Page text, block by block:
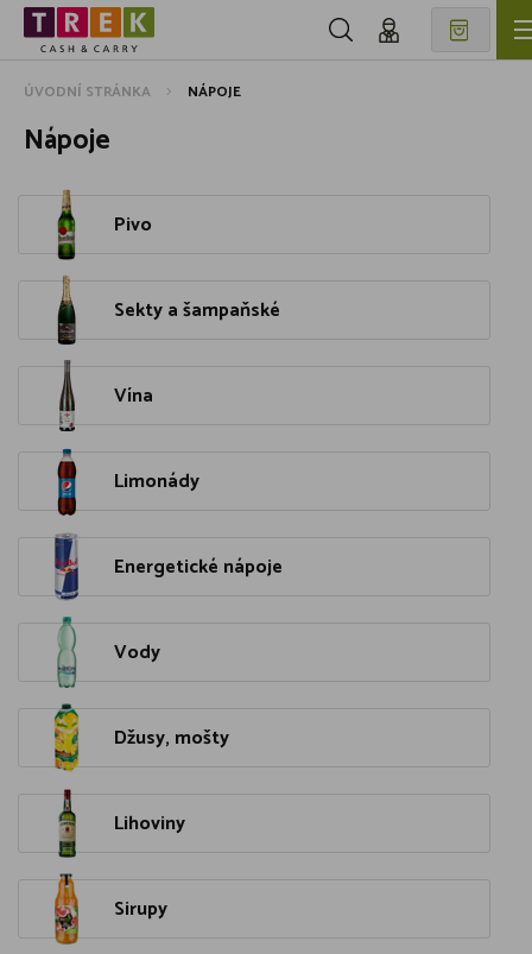
ÚVODNÍ STRÁNKA NÁPOJE
Nápoje
Pivo
Sekty a šampaňské
Vína
Limonády
Energetické nápoje
Vody
Džusy, mošty
Lihoviny
Sirupy